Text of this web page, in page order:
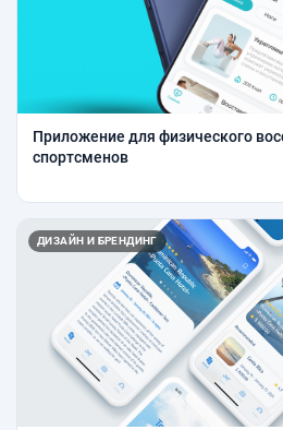
Приложение для физического
спортсменов
ДИЗАЙН И БРЕНДИНГ